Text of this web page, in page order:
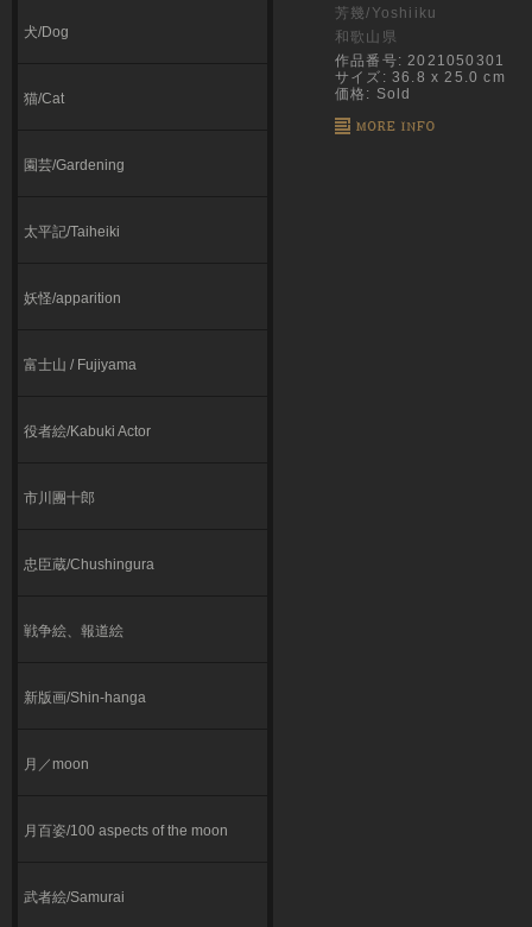
犬/Dog
猫/Cat
園芸/Gardening
太平記/Taiheiki
妖怪/apparition
富士山 / Fujiyama
役者絵/Kabuki Actor
市川團十郎
忠臣蔵/Chushingura
戦争絵、報道絵
新版画/Shin-hanga
月／moon
月百姿/100 aspects of the moon
武者絵/Samurai
芳幾/Yoshiiku
和歌山県
作品番号: 2021050301
サイズ: 36.8 x 25.0 cm
価格: Sold